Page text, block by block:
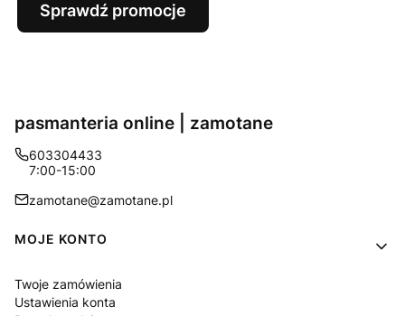
Sprawdź promocje
pasmanteria online | zamotane
603304433
7:00-15:00
zamotane@zamotane.pl
Linki w stopce
MOJE KONTO
Twoje zamówienia
Ustawienia konta